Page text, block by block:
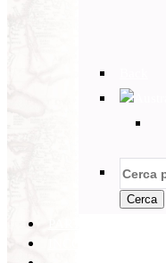
Cerca:
Cerca